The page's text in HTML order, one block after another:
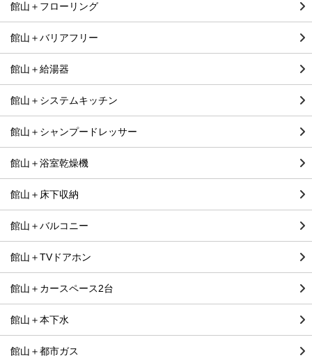
館山＋フローリング
館山＋バリアフリー
館山＋給湯器
館山＋システムキッチン
館山＋シャンプードレッサー
館山＋浴室乾燥機
館山＋床下収納
館山＋バルコニー
館山＋TVドアホン
館山＋カースペース2台
館山＋本下水
館山＋都市ガス